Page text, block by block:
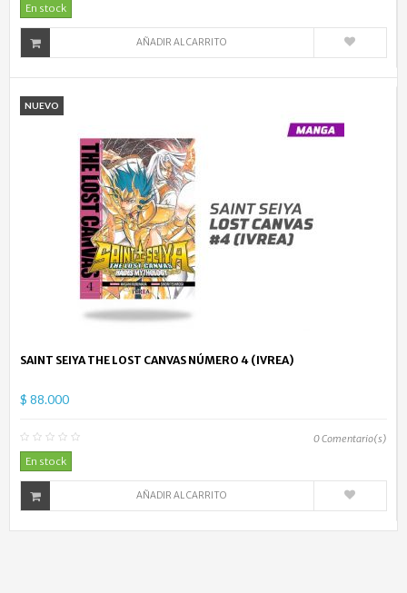
En stock
AÑADIR AL CARRITO
NUEVO
SAINT SEIYA THE LOST CANVAS NÚMERO 4 (IVREA)
$ 88.000
0Comentario(s)
En stock
AÑADIR AL CARRITO